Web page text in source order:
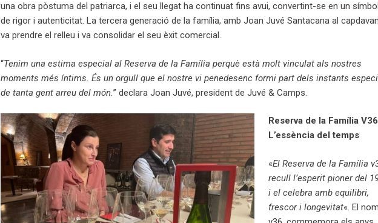
una obra pòstuma del patriarca, i el seu llegat ha continuat fins avui, convertint-se en un símbol
de rigor i autenticitat. La tercera generació de la família, amb Joan Juvé Santacana al
va prendre el relleu i va consolidar el seu èxit comercial.
“Tenim una estima especial al Reserva de la Família perquè està molt vinculat als nostres
moments més íntims. És un orgull que el nostre vi penedesenc formi part dels instants
de tanta gent arreu del món.” declara Joan Juvé, president de Juvé & Camps.
Reserva de la Família
L’essència del temps
«El Reserva de la Família
recull l’esperit pioner del
i el celebra amb equilibri,
frescor i longevitat«. El